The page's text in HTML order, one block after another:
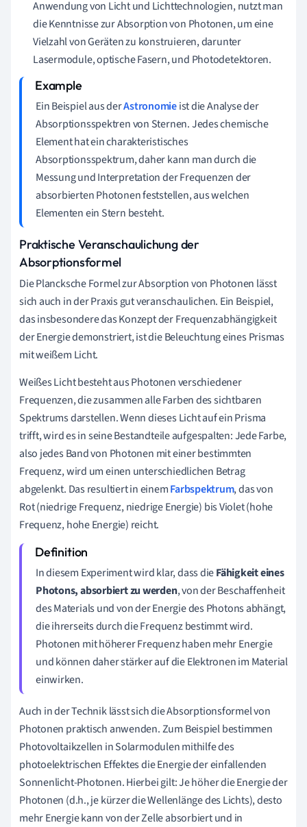
Anwendung von Licht und Lichttechnologien, nutzt man
die Kenntnisse zur Absorption von Photonen, um eine
Vielzahl von Geräten zu konstruieren, darunter
Lasermodule, optische Fasern, und Photodetektoren.
Ein Beispiel aus derAstronomieist die Analyse der
Absorptionsspektren von Sternen. Jedes chemische
Element hat ein charakteristisches
Absorptionsspektrum, daher kann man durch die
Messung und Interpretation der Frequenzen der
absorbierten Photonen feststellen, aus welchen
Elementen ein Stern besteht.
Praktische Veranschaulichung der
Absorptionsformel
Die Plancksche Formel zur Absorption von Photonen lässt
sich auch in der Praxis gut veranschaulichen. Ein Beispiel,
das insbesondere das Konzept der Frequenzabhängigkeit
der Energie demonstriert, ist die Beleuchtung eines Prismas
mit weißem Licht.
Weißes Licht besteht aus Photonen verschiedener
Frequenzen, die zusammen alle Farben des sichtbaren
Spektrums darstellen. Wenn dieses Licht auf ein Prisma
trifft, wird es in seine Bestandteile aufgespalten: Jede Farbe,
also jedes Band von Photonen mit einer bestimmten
Frequenz, wird um einen unterschiedlichen Betrag
abgelenkt. Das resultiert in einemFarbspektrum, das von
Rot (niedrige Frequenz, niedrige Energie) bis Violet (hohe
Frequenz, hohe Energie) reicht.
In diesem Experiment wird klar, dass dieFähigkeit eines
Photons, absorbiert zu werden, von der Beschaffenheit
des Materials und von der Energie des Photons abhängt,
die ihrerseits durch die Frequenz bestimmt wird.
Photonen mit höherer Frequenz haben mehr Energie
und können daher stärker auf die Elektronen im Material
einwirken.
Auch in der Technik lässt sich die Absorptionsformel von
Photonen praktisch anwenden. Zum Beispiel bestimmen
Photovoltaikzellen in Solarmodulen mithilfe des
photoelektrischen Effektes die Energie der einfallenden
Sonnenlicht-Photonen. Hierbei gilt: Je höher die Energie der
Photonen (d.h., je kürzer die Wellenlänge des Lichts), desto
mehr Energie kann von der Zelle absorbiert und in